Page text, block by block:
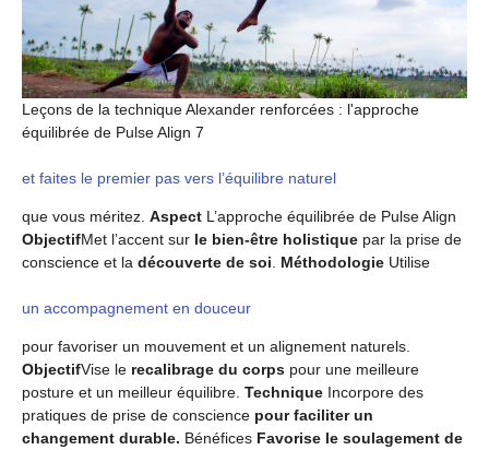
Leçons de la technique Alexander renforcées : l'approche
équilibrée de Pulse Align 7
et faites le premier pas vers l’équilibre naturel
que vous méritez. Aspect L’approche équilibrée de Pulse Align
ObjectifMet l’accent sur le bien-être holistique par la prise de
conscience et la découverte de soi Méthodologie Utilise
un accompagnement en douceur
pour favoriser un mouvement et un alignement naturels.
ObjectifVise le recalibrage du corps pour une meilleure
posture et un meilleur équilibre. Technique Incorpore des
pratiques de prise de conscience pour faciliter un
changement durable. Bénéfices Favorise le soulagement de